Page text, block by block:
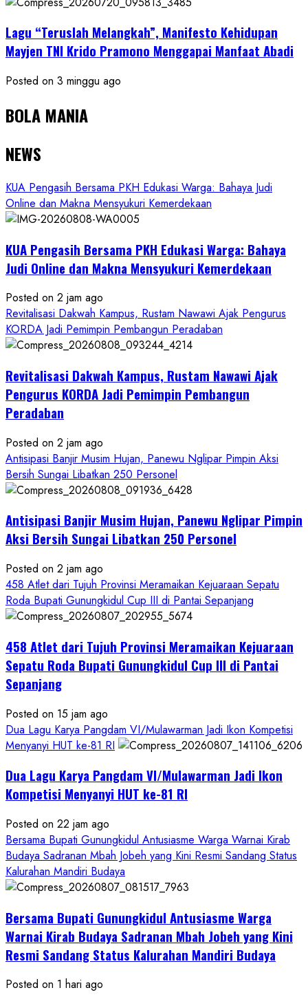
Lagu “Teruslah Melangkah”, Manifesto Kehidupan
Mayjen TNI Krido Pramono Menggapai Manfaat Abadi
Posted on 3 minggu ago
BOLA MANIA
NEWS
KUA Pengasih Bersama PKH Edukasi Warga: Bahaya Judi
Online dan Makna Mensyukuri Kemerdekaan
KUA Pengasih Bersama PKH Edukasi Warga: Bahaya
Judi Online dan Makna Mensyukuri Kemerdekaan
Posted on 2 jam ago
Revitalisasi Dakwah Kampus, Rustam Nawawi Ajak Pengurus
KORDA Jadi Pemimpin Pembangun Peradaban
Revitalisasi Dakwah Kampus, Rustam Nawawi Ajak
Pengurus KORDA Jadi Pemimpin Pembangun
Peradaban
Posted on 2 jam ago
Antisipasi Banjir Musim Hujan, Panewu Nglipar Pimpin Aksi
Bersih Sungai Libatkan 250 Personel
Antisipasi Banjir Musim Hujan, Panewu Nglipar Pimpin
Aksi Bersih Sungai Libatkan 250 Personel
Posted on 2 jam ago
458 Atlet dari Tujuh Provinsi Meramaikan Kejuaraan Sepatu
Roda Bupati Gunungkidul Cup III di Pantai Sepanjang
458 Atlet dari Tujuh Provinsi Meramaikan Kejuaraan
Sepatu Roda Bupati Gunungkidul Cup III di Pantai
Sepanjang
Posted on 15 jam ago
Dua Lagu Karya Pangdam VI/Mulawarman Jadi Ikon Kompetisi
Menyanyi HUT ke-81 RI
Dua Lagu Karya Pangdam VI/Mulawarman Jadi Ikon
Kompetisi Menyanyi HUT ke-81 RI
Posted on 22 jam ago
Bersama Bupati Gunungkidul Antusiasme Warga Warnai Kirab
Budaya Sadranan Mbah Jobeh yang Kini Resmi Sandang Status
Kalurahan Mandiri Budaya
Bersama Bupati Gunungkidul Antusiasme Warga
Warnai Kirab Budaya Sadranan Mbah Jobeh yang Kini
Resmi Sandang Status Kalurahan Mandiri Budaya
Posted on 1 hari ago